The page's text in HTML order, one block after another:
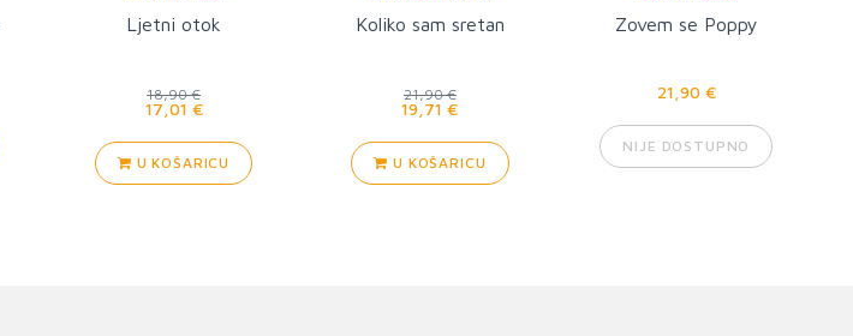
Ljetni otok
18,90 €
17,01 €
U KOŠARICU
Koliko sam sretan
21,90 €
19,71 €
U KOŠARICU
Zovem se Poppy
21,90 €
NIJE DOSTUPNO